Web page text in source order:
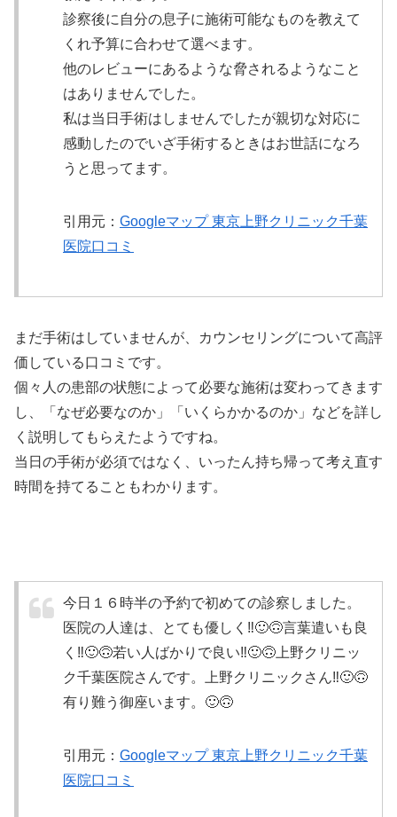
診察後に自分の息子に施術可能なものを教えて
くれ予算に合わせて選べます。
他のレビューにあるような脅されるようなこと
はありませんでした。
私は当日手術はしませんでしたが親切な対応に
感動したのでいざ手術するときはお世話になろ
うと思ってます。
引用元： Googleマップ 東京上野クリニック千葉
医院口コミ
まだ手術はしていませんが、カウンセリングについて高評
価している口コミです。
個々人の患部の状態によって必要な施術は変わってきます
し、「なぜ必要なのか」「いくらかかるのか」などを詳し
く説明してもらえたようですね。
当日の手術が必須ではなく、いったん持ち帰って考え直す
時間を持てることもわかります。
今日１６時半の予約で初めての診察しました。
医院の人達は、とても優しく‼️🙂🙃言葉遣いも良
く‼️🙂🙃若い人ばかりで良い‼️🙂🙃上野クリニッ
ク千葉医院さんです。上野クリニックさん‼️🙂🙃
有り難う御座います。🙂🙃
引用元： Googleマップ 東京上野クリニック千葉
医院口コミ